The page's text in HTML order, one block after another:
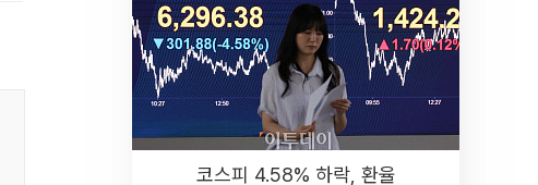
코스피 4.58% 하락, 환율